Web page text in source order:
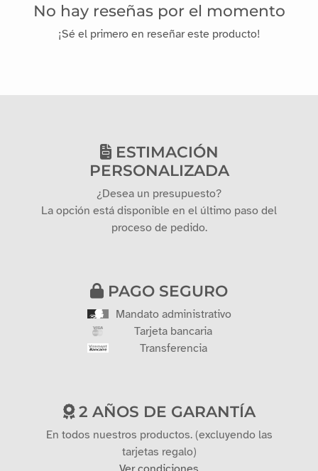
No hay reseñas por el momento
¡Sé el primero en reseñar este producto!
ESTIMACIÓN
PERSONALIZADA
¿Desea un presupuesto?
La opción está disponible en el último paso del
proceso de pedido.
PAGO SEGURO
Mandato administrativo
Tarjeta bancaria
Transferencia
2 AÑOS DE GARANTÍA
En todos nuestros productos. (excluyendo las
tarjetas regalo)